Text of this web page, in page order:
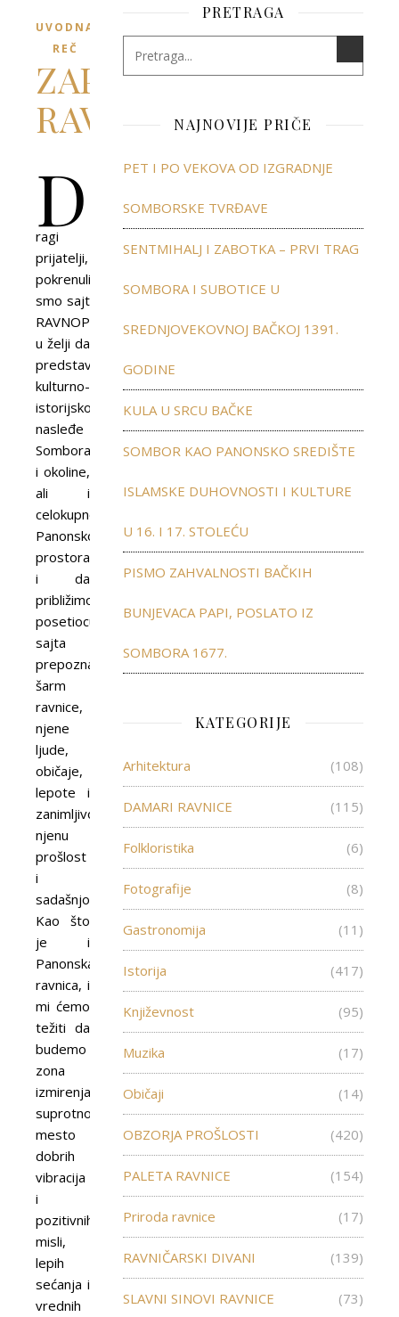
UVODNA
REČ
ZAPLOVIMO
RAVNOPLOVOM!
D
ragi
prijatelji,
pokrenuli
smo sajt
RAVNOPLOV
u želji da
predstavimo
kulturno-
istorijsko
nasleđe
Sombora
i okoline,
ali i
celokupnog
Panonskog
prostora
i da
približimo
posetiocu
sajta
prepoznatljiv
šarm
ravnice,
njene
ljude,
običaje,
lepote i
zanimljivosti,
njenu
prošlost
i
sadašnjost.
Kao što
je i
Panonska
ravnica, i
mi ćemo
težiti da
budemo
zona
izmirenja
suprotnosti,
mesto
dobrih
vibracija
i
pozitivnih
misli,
lepih
sećanja i
vrednih
PRETRAGA
NAJNOVIJE PRIČE
PET I PO VEKOVA OD IZGRADNJE
SOMBORSKE TVRĐAVE
SENTMIHALJ I ZABOTKA – PRVI TRAG
SOMBORA I SUBOTICE U
SREDNJOVEKOVNOJ BAČKOJ 1391.
GODINE
KULA U SRCU BAČKE
SOMBOR KAO PANONSKO SREDIŠTE
ISLAMSKE DUHOVNOSTI I KULTURE
U 16. I 17. STOLEĆU
PISMO ZAHVALNOSTI BAČKIH
BUNJEVACA PAPI, POSLATO IZ
SOMBORA 1677.
KATEGORIJE
Arhitektura (108)
DAMARI RAVNICE (115)
Folkloristika (6)
Fotografije (8)
Gastronomija (11)
Istorija (417)
Književnost (95)
Muzika (17)
Običaji (14)
OBZORJA PROŠLOSTI (420)
PALETA RAVNICE (154)
Priroda ravnice (17)
RAVNIČARSKI DIVANI (139)
SLAVNI SINOVI RAVNICE (73)